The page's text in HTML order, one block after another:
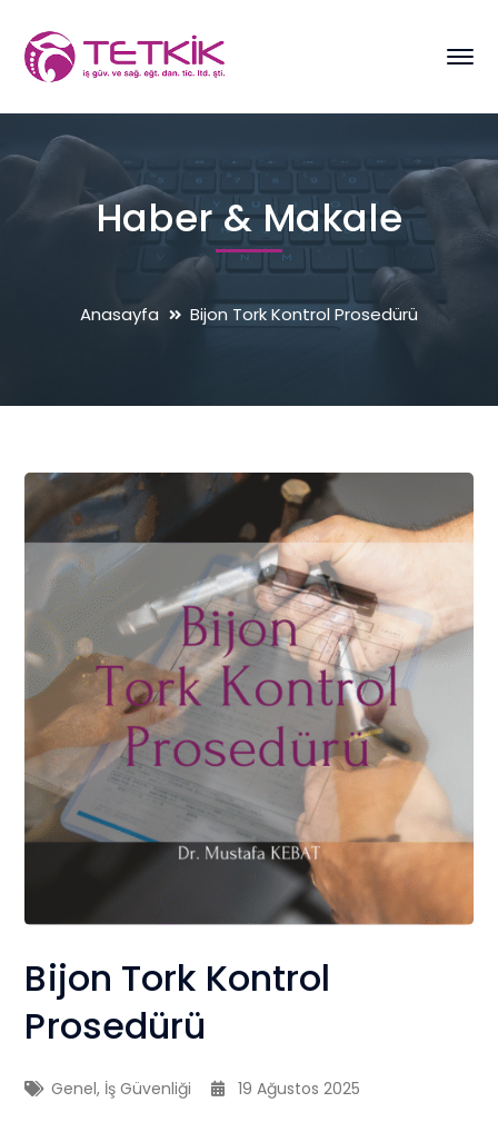
Haber & Makale
Anasayfa Bijon Tork Kontrol Prosedürü
Bijon Tork Kontrol
Prosedürü
Genel, İş Güvenliği 19 Ağustos 2025